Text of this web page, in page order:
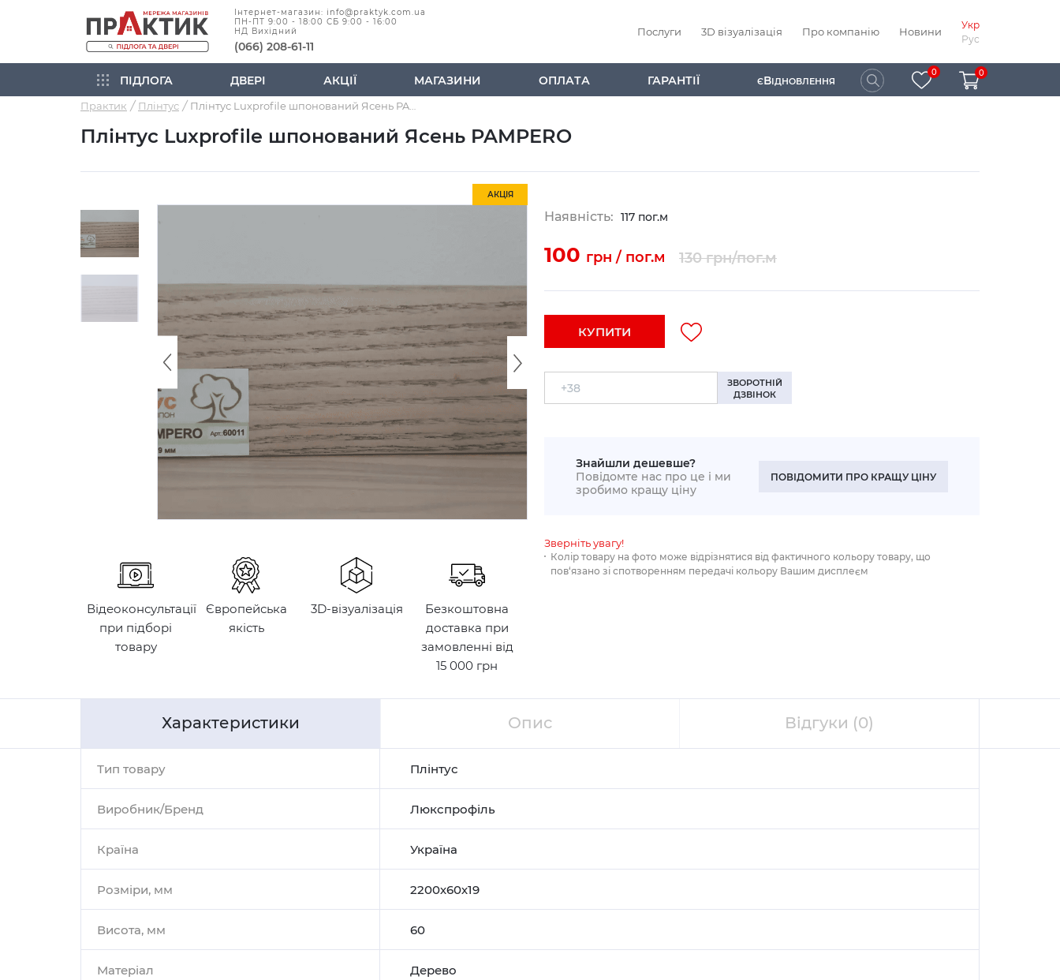
Інтернет-магазин: info@praktyk.com.ua
ПН-ПТ 9:00 - 18:00 СБ 9:00 - 16:00
НД Вихідний
(066) 208-61-11
Послуги 3D візуалізація Про компанію Новини
Укр
Рус
ПІДЛОГА ДВЕРІ АКЦІЇ МАГАЗИНИ ОПЛАТА ГАРАНТІЇ ЄВІДНОВЛЕННЯ
0 0
Практик Плінтус
Плінтус Luxprofile шпонований Ясень PAMPERO
АКЦІЯ
Відеоконсультації
при підборі
товару
Європейська
якість
3D-візуалізація
Безкоштовна
доставка при
замовленні від
15 000 грн
Наявність: 117 пог.м
100 грн / пог.м 130грн/пог.м
КУПИТИ
ЗВОРОТНІЙ
ДЗВІНОК
Знайшли дешевше?
Повідомте нас про це і ми
зробимо кращу ціну
ПОВІДОМИТИ ПРО КРАЩУ ЦІНУ
Зверніть увагу!
Колір товару на фото може відрізнятися від фактичного кольору товару, що
пов‘язано зі спотворенням передачі кольору Вашим дисплеєм
Характеристики Опис Відгуки (0)
Тип товару Плінтус
Виробник/Бренд Люкспрофіль
Країна Україна
Розміри, мм 2200х60х19
Висота, мм 60
Матеріал Дерево